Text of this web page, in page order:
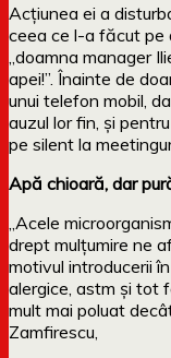
Acțiunea ei a
ceea ce l-a făcut pe
„doamna manager
apei!”. Înainte de
unui telefon mobil,
auzul lor fin, și
pe silent la
Apă chioară, dar
„Acele
drept mulțumire ne
motivul introducerii
alergice, astm și tot
mult mai poluat
Zamfirescu,